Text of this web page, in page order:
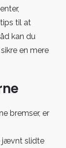
til at
kan du
en mere
bremser, er
jævnt slidte